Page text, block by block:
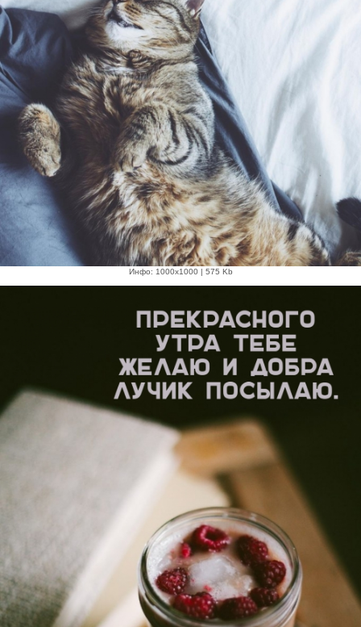
Инфо: 1000х1000 | 575 Kb